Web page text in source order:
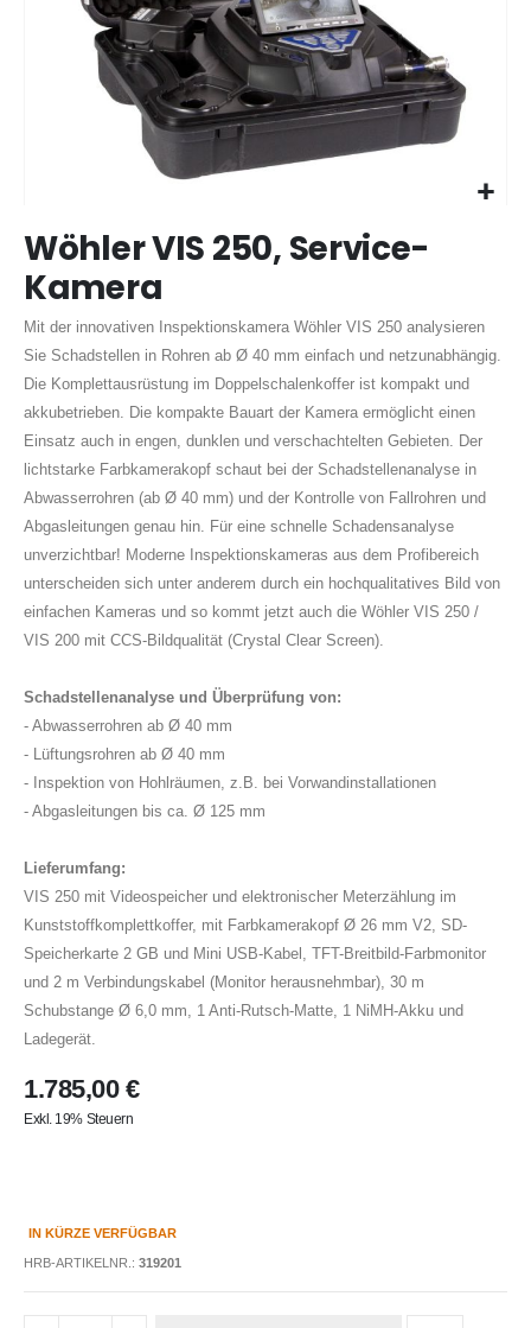
Anfang
der
Bildergalerie
Wöhler VIS 250, Service-
Kamera
Mit der innovativen Inspektionskamera Wöhler VIS 250 analysieren
Sie Schadstellen in Rohren ab Ø 40 mm einfach und netzunabhängig.
Die Komplettausrüstung im Doppelschalenkoffer ist kompakt und
akkubetrieben. Die kompakte Bauart der Kamera ermöglicht einen
Einsatz auch in engen, dunklen und verschachtelten Gebieten. Der
lichtstarke Farbkamerakopf schaut bei der Schadstellenanalyse in
Abwasserrohren (ab Ø 40 mm) und der Kontrolle von Fallrohren und
Abgasleitungen genau hin. Für eine schnelle Schadensanalyse
unverzichtbar! Moderne Inspektionskameras aus dem Profibereich
unterscheiden sich unter anderem durch ein hochqualitatives Bild von
einfachen Kameras und so kommt jetzt auch die Wöhler VIS 250 /
VIS 200 mit CCS-Bildqualität (Crystal Clear Screen).
Schadstellenanalyse und Überprüfung von:
- Abwasserrohren ab Ø 40 mm
- Lüftungsrohren ab Ø 40 mm
- Inspektion von Hohlräumen, z.B. bei Vorwandinstallationen
- Abgasleitungen bis ca. Ø 125 mm
Lieferumfang:
VIS 250 mit Videospeicher und elektronischer Meterzählung im
Kunststoffkomplettkoffer, mit Farbkamerakopf Ø 26 mm V2, SD-
Speicherkarte 2 GB und Mini USB-Kabel, TFT-Breitbild-Farbmonitor
und 2 m Verbindungskabel (Monitor herausnehmbar), 30 m
Schubstange Ø 6,0 mm, 1 Anti-Rutsch-Matte, 1 NiMH-Akku und
Ladegerät.
1.785,00 €
Exkl. 19% Steuern
IN KÜRZE VERFÜGBAR
HRB-ARTIKELNR.: 319201